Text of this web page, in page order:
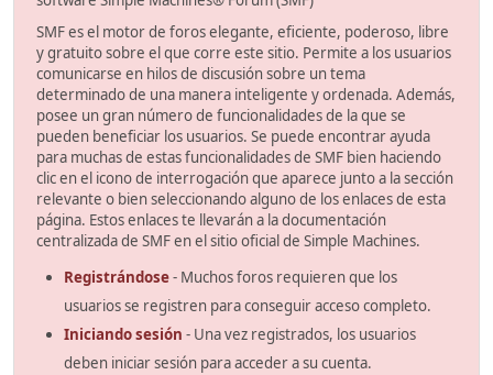
SMF es el motor de foros elegante, eficiente, poderoso, libre
y gratuito sobre el que corre este sitio. Permite a los usuarios
comunicarse en hilos de discusión sobre un tema
determinado de una manera inteligente y ordenada. Además,
posee un gran número de funcionalidades de la que se
pueden beneficiar los usuarios. Se puede encontrar ayuda
para muchas de estas funcionalidades de SMF bien haciendo
clic en el icono de interrogación que aparece junto a la sección
relevante o bien seleccionando alguno de los enlaces de esta
página. Estos enlaces te llevarán a la documentación
centralizada de SMF en el sitio oficial de Simple Machines.
Registrándose- Muchos foros requieren que los
usuarios se registren para conseguir acceso completo.
Iniciando sesión - Una vez registrados, los usuarios
deben iniciar sesión para acceder a su cuenta.